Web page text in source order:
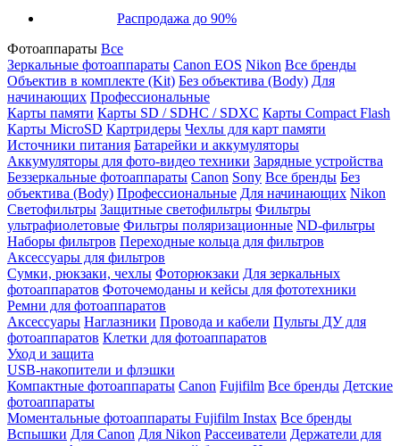
Распродажа до 90%
Фотоаппараты Все
Зеркальные фотоаппараты Canon EOS Nikon Все бренды
Объектив в комплекте (Kit) Без объектива (Body) Для
начинающих Профессиональные
Карты памяти Карты SD / SDHC / SDXC Карты Compact Flash
Карты MicroSD Картридеры Чехлы для карт памяти
Источники питания Батарейки и аккумуляторы
Аккумуляторы для фото-видео техники Зарядные устройства
Беззеркальные фотоаппараты Canon Sony Все бренды Без
объектива (Body) Профессиональные Для начинающих Nikon
Светофильтры Защитные светофильтры Фильтры
ультрафиолетовые Фильтры поляризационные ND-фильтры
Наборы фильтров Переходные кольца для фильтров
Аксессуары для фильтров
Сумки, рюкзаки, чехлы Фоторюкзаки Для зеркальных
фотоаппаратов Фоточемоданы и кейсы для фототехники
Ремни для фотоаппаратов
Аксессуары Наглазники Провода и кабели Пульты ДУ для
фотоаппаратов Клетки для фотоаппаратов
Уход и защита
USB-накопители и флэшки
Компактные фотоаппараты Canon Fujifilm Все бренды Детские
фотоаппараты
Моментальные фотоаппараты Fujifilm Instax Все бренды
Вспышки Для Canon Для Nikon Рассеиватели Держатели для